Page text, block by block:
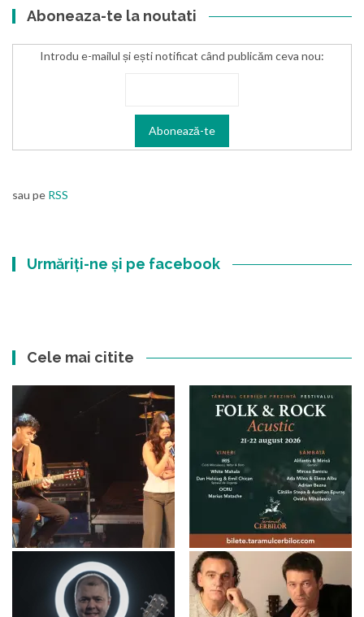
Aboneaza-te la noutati
Introdu e-mailul și ești notificat când publicăm ceva nou:
sau pe RSS
Urmăriți-ne și pe facebook
Cele mai citite